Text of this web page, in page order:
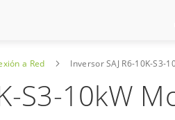
a Red Inversor SAJ R6-10K-S3-
S3-10kW